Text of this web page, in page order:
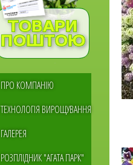
Меню
ПРО КОМПАНІЮ
ТЕХНОЛОГІЯ ВИРОЩУВАННЯ
ГАЛЕРЕЯ
РОЗПЛІДНИК "АГАТА ПАРК"